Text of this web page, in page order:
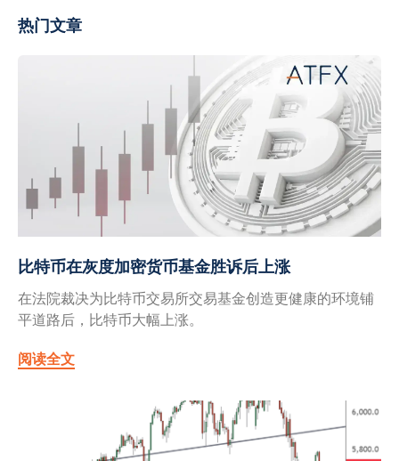
热门文章
比特币在灰度加密货币基金胜诉后上涨
在法院裁决为比特币交易所交易基金创造更健康的环境铺
平道路后，比特币大幅上涨。
阅读全文